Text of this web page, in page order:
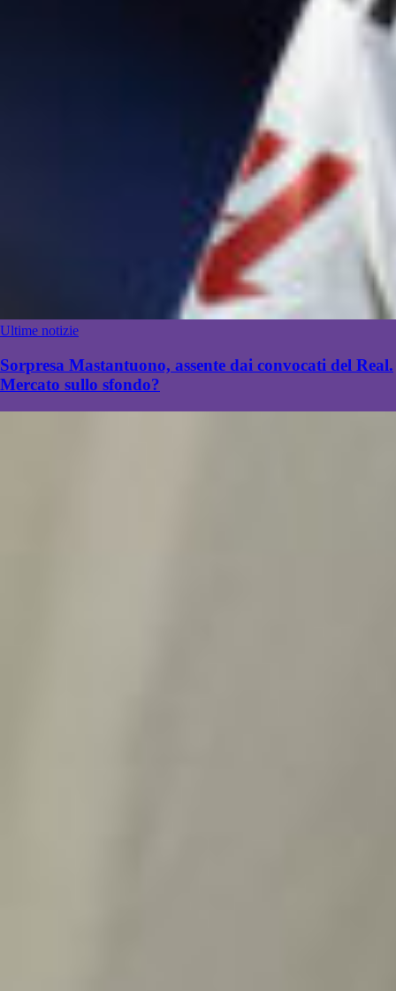
Ultime notizie
Sorpresa Mastantuono, assente dai convocati del Real.
Mercato sullo sfondo?